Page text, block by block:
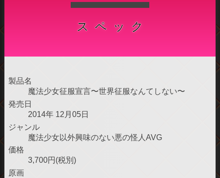
前」公開中です！
2014/11/28 「カウントダウンボイス7日前」公開中で
2014/11/25 「天舞ちゃんの今日の宣言」毎日更新です！
スペック
製品名
魔法少女征服宣言〜世界征服なんてしない〜
発売日
2014年 12月05日
ジャンル
魔法少女以外興味のない悪の怪人AVG
価格
3,700円(税別)
原画